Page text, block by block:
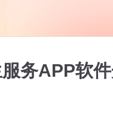
务APP软